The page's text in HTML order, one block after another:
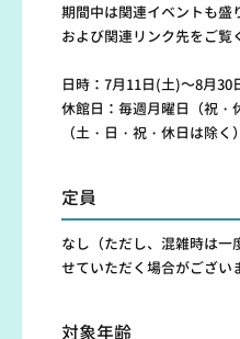
期間中は関連イベントも
および関連リンク先をご覧
日時：7月11日(土)～8月30
休館日：毎週月曜日（祝・
（土・日・祝・休日は除く）
定員
なし（ただし、混雑時は一
せていただく場合がござい
対象年齢